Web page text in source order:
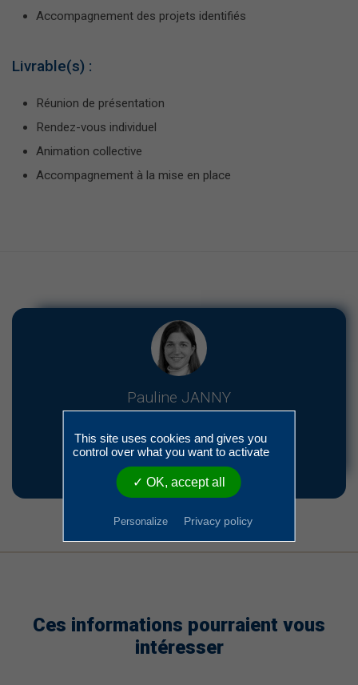
Accompagnement des projets identifiés
Livrable(s) :
Réunion de présentation
Rendez-vous individuel
Animation collective
Accompagnement à la mise en place
Pauline JANNY
03 86 49 40 57
p.janny@yonne.cci.fr
Ces informations pourraient vous
intéresser
This site uses cookies and gives you
control over what you want to activate
✓ OK, accept all
Personalize Privacy policy